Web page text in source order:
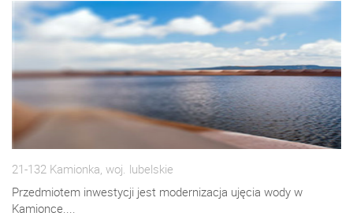
21-132 Kamionka, woj. lubelskie
Przedmiotem inwestycji jest modernizacja ujęcia wody w
Kamionce....